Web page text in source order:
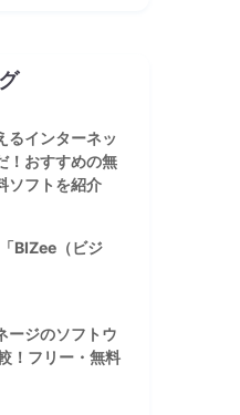
るインターネッ
！おすすめの無
ソフトを紹介
BIZee（ビジ
ージのソフトウ
！フリー・無料